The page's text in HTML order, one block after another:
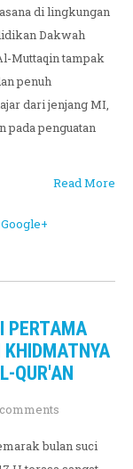
di lingkungan
Dakwah
Muttaqin tampak
penuh
dari jenjang MI,
pada penguatan
Read More
Google+
PERTAMA
KHIDMATNYA
QUR'AN
bulan suci